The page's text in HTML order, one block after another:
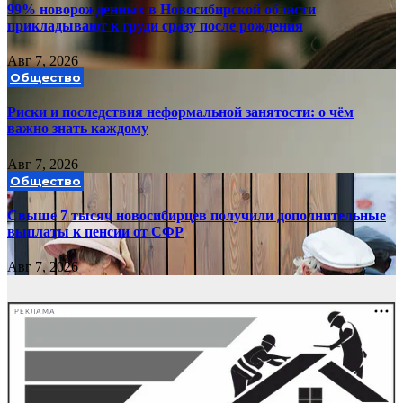
99% новорожденных в Новосибирской области
прикладывают к груди сразу после рождения
Авг 7, 2026
Общество
Риски и последствия неформальной занятости: о чём
важно знать каждому
Авг 7, 2026
Общество
Свыше 7 тысяч новосибирцев получили дополнительные
выплаты к пенсии от СФР
Авг 7, 2026
РЕКЛАМА